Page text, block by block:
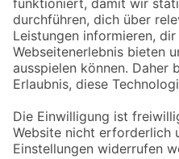
© 2026 Fressnapf Tiernahrungs GmbH
Entdecke Fressnapf
Tierversicherung
GPS-Tracker
Fressnapf Salon
Online-Shop